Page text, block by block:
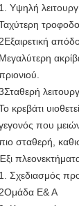
1. Υψηλή
2Εξαιρετική
Μεγαλύτερη
κρεβάτι
που
σταθερή,
1. Σχεδιασμός
2Ομάδα Ε& Α